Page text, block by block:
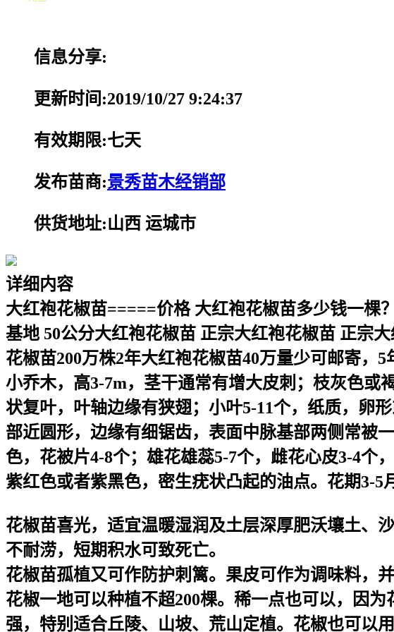
信息分享:
更新时间:2019/10/27 9:24:37
有效期限:七天
发布苗商:景秀苗木经销部
供货地址:山西 运城市
详细内容
大红袍花椒苗=====价格 大红袍花椒苗多少钱一棵
基地 50公分大红袍花椒苗 正宗大红袍花椒苗 正宗
花椒苗200万株2年大红袍花椒苗40万量少可邮寄，
小乔木，高3-7m，茎干通常有增大皮刺；枝灰色或
状复叶，叶轴边缘有狭翅；小叶5-11个，纸质，卵
部近圆形，边缘有细锯齿，表面中脉基部两侧常被
色，花被片4-8个；雄花雄蕊5-7个，雌花心皮3-4个
紫红色或者紫黑色，密生疣状凸起的油点。花期3-5
花椒苗喜光，适宜温暖湿润及土层深厚肥沃壤土、
不耐涝，短期积水可致死亡。
花椒苗孤植又可作防护刺篱。果皮可作为调味料，
花椒一地可以种植不超200棵。稀一点也可以，因
强，特别适合丘陵、山坡、荒山定植。花椒也可以